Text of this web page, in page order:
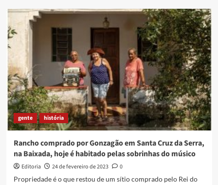
ESTEJA
EM
gente história
Rancho comprado por Gonzagão em Santa Cruz da Serra,
na Baixada, hoje é habitado pelas sobrinhas do músico
Editoria 24 de fevereiro de 2023
0
Propriedade é o que restou de um sítio comprado pelo Rei do